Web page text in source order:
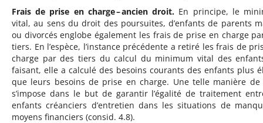
Frais de prise en charge – ancien droit. En principe, le
vital, au sens du droit des poursuites, d’enfants de parents
ou divorcés englobe également les frais de prise en charge
tiers. En l’espèce, l’instance précédente a retiré les frais de
charge par des tiers du calcul du minimum vital des
faisant, elle a calculé des besoins courants des enfants plus
que leurs besoins de prise en charge. Une telle manière de
s’impose dans le but de garantir l’égalité de traitement
enfants créanciers d’entretien dans les situations de
moyens financiers (consid. 4.8).